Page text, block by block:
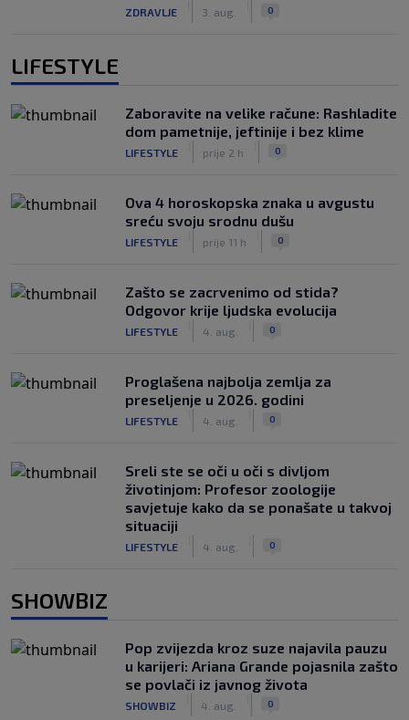
ZDRAVLJE 3. aug. 0
LIFESTYLE
Zaboravite na velike račune: Rashladite
dom pametnije, jeftinije i bez klime
LIFESTYLE prije 2 h 0
Ova 4 horoskopska znaka u avgustu
sreću svoju srodnu dušu
LIFESTYLE prije 11 h 0
Zašto se zacrvenimo od stida?
Odgovor krije ljudska evolucija
LIFESTYLE 4. aug. 0
Proglašena najbolja zemlja za
preseljenje u 2026. godini
LIFESTYLE 4. aug. 0
Sreli ste se oči u oči s divljom
životinjom: Profesor zoologije
savjetuje kako da se ponašate u takvoj
situaciji
LIFESTYLE 4. aug. 0
SHOWBIZ
Pop zvijezda kroz suze najavila pauzu
u karijeri: Ariana Grande pojasnila zašto
se povlači iz javnog života
SHOWBIZ 4. aug. 0